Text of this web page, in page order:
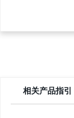
相关产品指引